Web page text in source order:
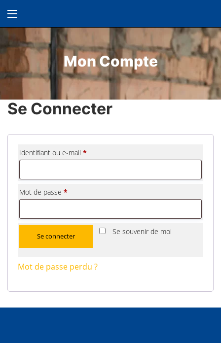
Mon Compte
Se Connecter
Identifiant ou e-mail *Obligatoire
Mot de passe *Obligatoire
Se souvenir de moi
Se connecter
Mot de passe perdu ?